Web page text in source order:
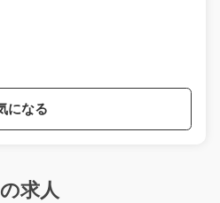
になる
求人